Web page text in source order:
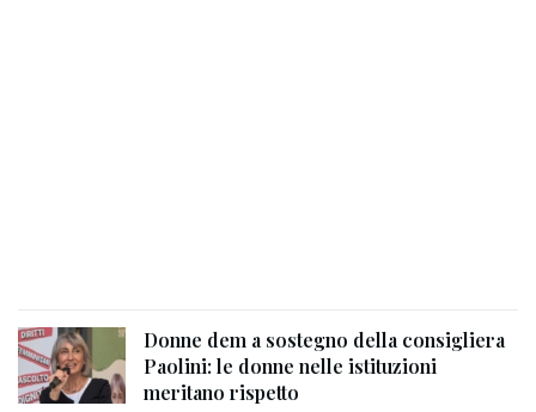
Donne dem a sostegno della consigliera
Paolini: le donne nelle istituzioni
meritano rispetto